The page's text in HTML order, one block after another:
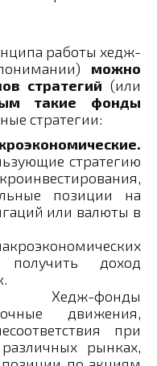
работы хедж-
можно
стратегий (или
такие фонды
стратегии:
стратегию
позиции на
или валюты в
доход
фонды
движения,
при
рынках,